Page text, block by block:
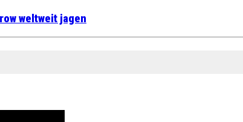
weltweit jagen